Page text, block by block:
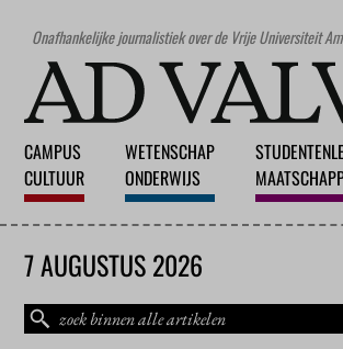
Onafhankelijke journalistiek over de Vrije Universiteit
CAMPUS
CULTUUR
WETENSCHAP
ONDERWIJS
7 AUGUSTUS 2026